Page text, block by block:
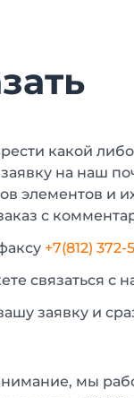
какой
на наш
элементов и
с
+7(812) 372-
связаться с
заявку и
мы